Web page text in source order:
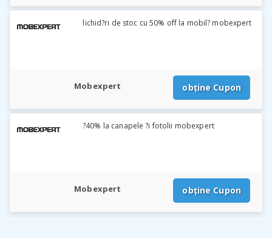
lichid?ri de stoc cu 50% off la mobil? mobexpert
Mobexpert obține Cupon
?40% la canapele ?i fotolii mobexpert
Mobexpert obține Cupon